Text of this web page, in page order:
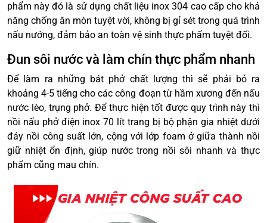
phẩm này đó là sử dụng chất liệu inox 304 cao cấp cho khả
năng chống ăn mòn tuyệt vời, không bị gỉ sét trong quá trình
nấu nướng, đảm bảo an toàn vệ sinh thực phẩm tuyệt đối.
Đun sôi nước và làm chín thực phẩm nhanh
Để làm ra những bát phở chất lượng thì sẽ phải bỏ ra
khoảng 4-5 tiếng cho các công đoạn từ hầm xương đến nấu
nước lèo, trụng phở. Để thực hiện tốt được quy trình này thì
nồi nấu phở điện inox 70 lít trang bị bộ phận gia nhiệt dưới
đáy nồi công suất lớn, cộng với lớp foam ở giữa thành nồi
giữ nhiệt ổn định, giúp nước trong nồi sôi nhanh và thực
phẩm cũng mau chín.